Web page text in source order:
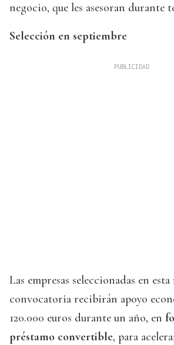
negocio, que les asesoran durante
Selección en septiembre
Las empresas seleccionadas en esta
convocatoria recibirán apoyo
120.000 euros durante un año, en
préstamo convertible, para